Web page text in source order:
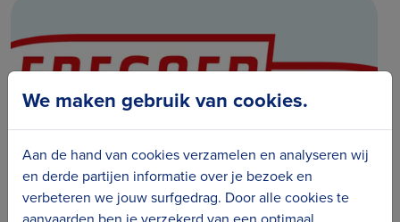
We maken gebruik van cookies.
Aan de hand van cookies verzamelen en analyseren wij
en derde partijen informatie over je bezoek en
verbeteren we jouw surfgedrag. Door alle cookies te